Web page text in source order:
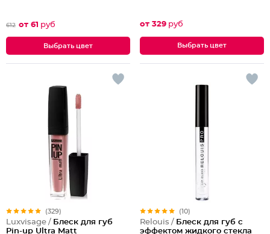
612 от 61 руб
Выбрать цвет
от 329 руб
Выбрать цвет
(329)
Luxvisage / Блеск для губ
Pin-up Ultra Matt
(10)
Relouis / Блеск для губ с
эффектом жидкого стекла